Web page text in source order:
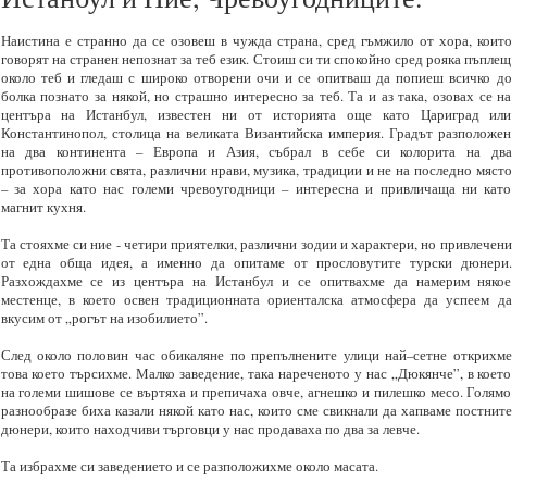
Наистина е странно да се озовеш в чужда страна, сред гъмжило от хора, които
говорят на странен непознат за теб език. Стоиш си ти спокойно сред рояка пъплещ
около теб и гледаш с широко отворени очи и се опитваш да попиеш всичко до
болка познато за някой, но страшно интересно за теб. Та и аз така, озовах се на
центъра на Истанбул, известен ни от историята още като Цариград или
Константинопол, столица на великата Византийска империя. Градът разположен
на два континента – Европа и Азия, събрал в себе си колорита на два
противоположни свята, различни нрави, музика, традиции и не на последно място
– за хора като нас големи чревоугодници – интересна и привличаща ни като
магнит кухня.
Та стояхме си ние - четири приятелки, различни зодии и характери, но привлечени
от една обща идея, а именно да опитаме от прословутите турски дюнери.
Разхождахме се из центъра на Истанбул и се опитвахме да намерим някое
местенце, в което освен традиционната ориенталска атмосфера да успеем да
вкусим от „рогът на изобилието”.
След около половин час обикаляне по препълнените улици най–сетне открихме
това което търсихме. Малко заведение, така нареченото у нас „Дюкянче”, в което
на големи шишове се въртяха и препичаха овче, агнешко и пилешко месо. Голямо
разнообразе биха казали някой като нас, които сме свикнали да хапваме постните
дюнери, които находчиви търговци у нас продаваха по два за левче.
Та избрахме си заведението и се разположихме около масата.